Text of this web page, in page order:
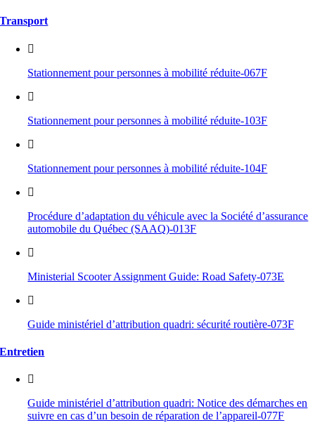
Transport
Stationnement pour personnes à mobilité réduite-067F
Stationnement pour personnes à mobilité réduite-103F
Stationnement pour personnes à mobilité réduite-104F
Procédure d’adaptation du véhicule avec la Société d’assurance
automobile du Québec (SAAQ)-013F
Ministerial Scooter Assignment Guide: Road Safety-073E
Guide ministériel d’attribution quadri: sécurité routière-073F
Entretien
Guide ministériel d’attribution quadri: Notice des démarches en
suivre en cas d’un besoin de réparation de l’appareil-077F